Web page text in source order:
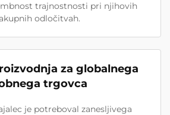
trajnostnosti pri njihovih
odločitvah.
za globalnega
trgovca
je potreboval zanesljivega